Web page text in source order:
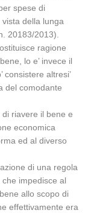
spese di
della lunga
20183/2013).
ragione
lo e’ invece il
consistere altresi’
del comodante
di riavere il bene e
economica
ed al diverso
di una regola
impedisce al
allo scopo di
effettivamente era